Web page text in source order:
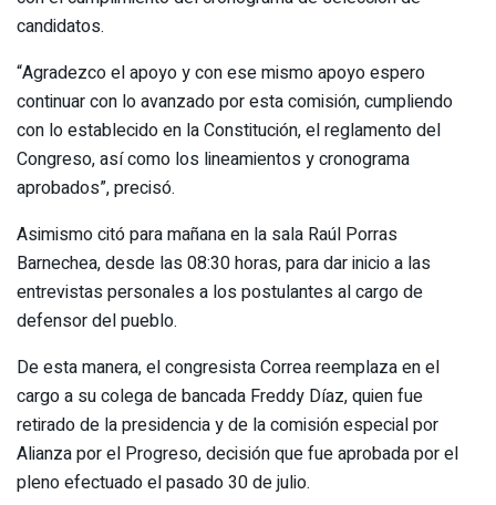
candidatos.
“Agradezco el apoyo y con ese mismo apoyo espero
continuar con lo avanzado por esta comisión, cumpliendo
con lo establecido en la Constitución, el reglamento del
Congreso, así como los lineamientos y cronograma
aprobados”, precisó.
Asimismo citó para mañana en la sala Raúl Porras
Barnechea, desde las 08:30 horas, para dar inicio a las
entrevistas personales a los postulantes al cargo de
defensor del pueblo.
De esta manera, el congresista Correa reemplaza en el
cargo a su colega de bancada Freddy Díaz, quien fue
retirado de la presidencia y de la comisión especial por
Alianza por el Progreso, decisión que fue aprobada por el
pleno efectuado el pasado 30 de julio.